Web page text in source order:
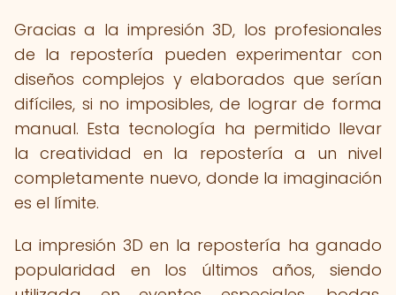
Gracias a la impresión 3D, los profesionales
de la repostería pueden experimentar con
diseños complejos y elaborados que serían
difíciles, si no imposibles, de lograr de forma
manual. Esta tecnología ha permitido llevar
la creatividad en la repostería a un nivel
completamente nuevo, donde la imaginación
es el límite.
La impresión 3D en la repostería ha ganado
popularidad en los últimos años, siendo